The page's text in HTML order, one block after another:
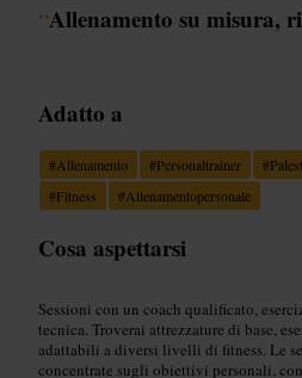
“Allenamento su misura,
Adatto a
#Allenamento #Personaltrainer #
#Fitness #Allenamentopersonale
Cosa aspettarsi
Sessioni con un coach qualificato,
tecnica. Troverai attrezzature di base,
adattabili a diversi livelli di fitness. Le
concentrate sugli obiettivi personali,